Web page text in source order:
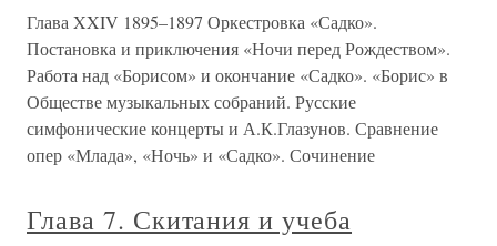
Глава XXIV 1895–1897 Оркестровка «Садко».
Постановка и приключения «Ночи перед Рождеством».
Работа над «Борисом» и окончание «Садко». «Борис» в
Обществе музыкальных собраний. Русские
симфонические концерты и А.К.Глазунов. Сравнение
опер «Млада», «Ночь» и «Садко». Сочинение
Глава 7. Скитания и учеба